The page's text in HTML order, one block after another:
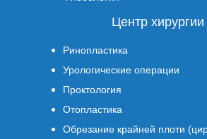
Центр хирургии
Ринопластика
Урологические операции
Проктология
Отопластика
Обрезание крайней плоти